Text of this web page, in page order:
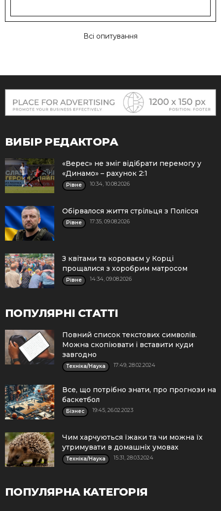
Всі опитування
ВИБІР РЕДАКТОРА
«Верес» не зміг відібрати перемогу у
«Динамо» – рахунок 2:1
Рівне 10:34, 10.08.2026
Обірвалося життя стрільця з Полісся
Рівне 17:35, 09.08.2026
З квітами та короваєм у Корці
прощалися з хоробрим матросом
Рівне 14:34, 09.08.2026
ПОПУЛЯРНІ СТАТТІ
Повний список текстових символів.
Можна скопіювати і вставити куди
завгодно
Техніка/Наука 17:49, 28.02.2024
Все, що потрібно знати, про прогнози на
баскетбол
Бізнес 19:45, 26.02.2023
Чим харчуються їжаки та чи можна їх
утримувати в домашніх умовах
Техніка/Наука 15:31, 28.03.2024
ПОПУЛЯРНА КАТЕГОРІЯ